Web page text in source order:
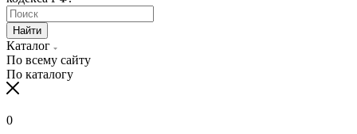
Найти
Каталог
По всему сайту
По каталогу
0